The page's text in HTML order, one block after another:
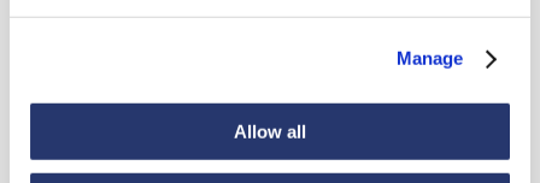
Manage
Allow all